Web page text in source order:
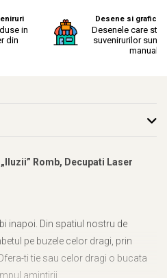
in
din
Desene si grafica
Desenele care
suvenirurilor sunt
manual.
Romb, Decupati Laser
inapoi. Din spatiul nostru de
pe buzele celor dragi, prin
ti tie sau celor dragi o bucata
amintirii.